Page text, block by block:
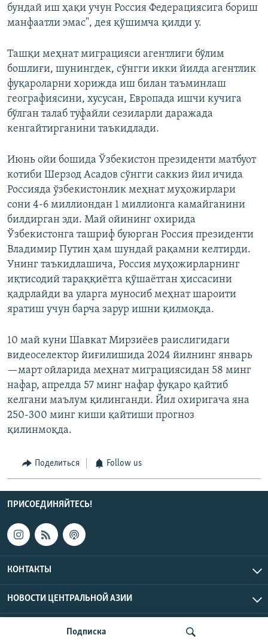
Подписка
бундай иш ҳақи учун Россия Федерациясига бориш
манфаатли эмас", дея қўшимча қилди у.
Ташқи меҳнат миграцияси агентлиги бўлим
бошлиғи, шунингдек, сўнгги икки йилда агентлик
фуқароларни хорижда иш билан таъминлаш
географиясини, хусусан, Европада ишчи кучига
бўлган талаб туфайли сезиларли даражада
кенгайтирганини таъкидлади.
Июнь ойи бошида Ўзбекистон президенти матбуот
котиби Шерзод Асадов сўнгги саккиз йил ичида
Россияда ўзбекистонлик меҳнат муҳожирлари
сони 4-6 миллиондан 1 миллионга камайганини
билдирган эди. Май ойининг охирида
Ўзбекистонга ташриф буюрган Россия президенти
Владимир Путин ҳам шундай рақамни келтирди.
Унинг таъкидлашича, Россия муҳожирларнинг
иқтисодий тараққиётга қўшаётган ҳиссасини
қадрлайди ва уларга муносиб меҳнат шароити
яратиш учун барча зарур ишни қилмоқда.
10 май куни Шавкат Мирзиёев раислигидаги
видеоселектор йиғилишида 2024 йилнинг январь
—март ойларида меҳнат миграциясидан 58 минг
нафар, апрелда 57 минг нафар фуқаро қайтиб
келгани маълум қилинганди. Йил охиригача яна
250-300 минг киши қайтиши прогноз
қилинмоқда.
Поделиться Follow us
ПРИСОЕДИНЯЙТЕСЬ!
КОНТАКТЫ
НОВОСТИ ЦЕНТРАЛЬНОЙ АЗИИ
CENTRAL ASIAN © 2026 RFE/RL, Inc. | Все права защищены.